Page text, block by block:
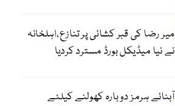
میر رضا کی قبر کشائی پر تنازع،اہلخانہ
نے نیا میڈیکل بورڈ مسترد کردیا
آبنائے ہرمز دوبارہ کھولنے کیلئے